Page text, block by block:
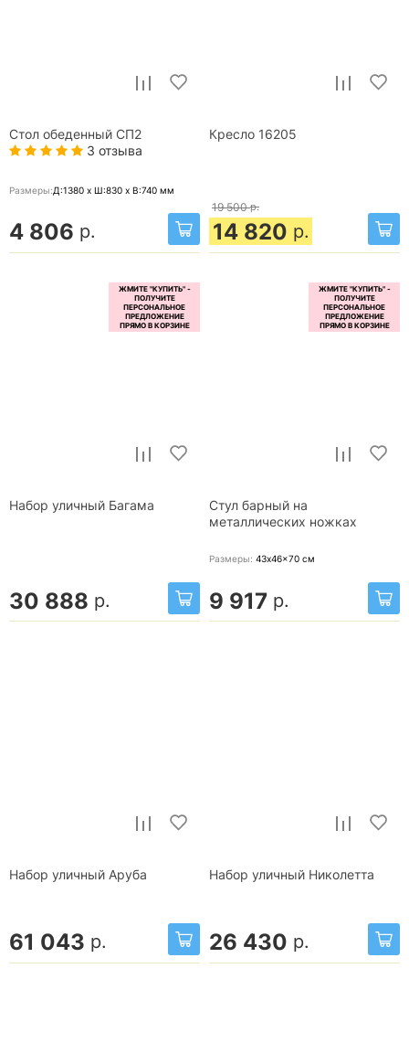
Стол обеденный СП2
3 отзыва
Размеры:Д:1380 x Ш:830 x В:740 мм
4 806 р.
Кресло 16205
19 500 р.
14 820 р.
Набор уличный Багама
30 888 р.
Стул барный на
металлических ножках
Размеры: 43x46x70 см
9 917 р.
Набор уличный Аруба
61 043 р.
Набор уличный Николетта
26 430 р.